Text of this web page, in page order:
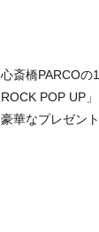
心斎橋PARCOの
ROCK POP UP
豪華なプレゼン